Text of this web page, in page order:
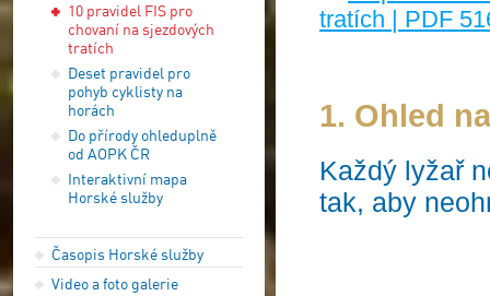
10 pravidel FIS pro
chovaní na sjezdových
tratích
Deset pravidel pro
pohyb cyklisty na
horách
Do přírody ohleduplně
od AOPK ČR
Interaktivní mapa
Horské služby
Časopis Horské služby
Video a foto galerie
tratích | PDF
1. Ohled
Každý lyžař
tak, aby